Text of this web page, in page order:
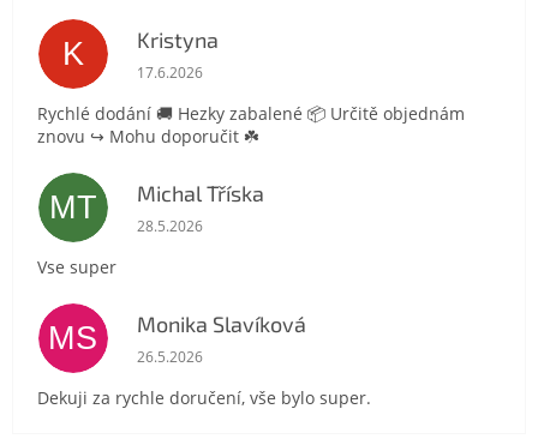
K Kristyna
Hodnocení obchodu je 5 z 5 hvězdiček.
17.6.2026
Rychlé dodání 🚚 Hezky zabalené 📦 Určitě objednám
znovu ↪️ Mohu doporučit ☘️
MT Michal Tříska
Hodnocení obchodu je 5 z 5 hvězdiček.
28.5.2026
Vse super
MS Monika Slavíková
Hodnocení obchodu je 5 z 5 hvězdiček.
26.5.2026
Dekuji za rychle doručení, vše bylo super.